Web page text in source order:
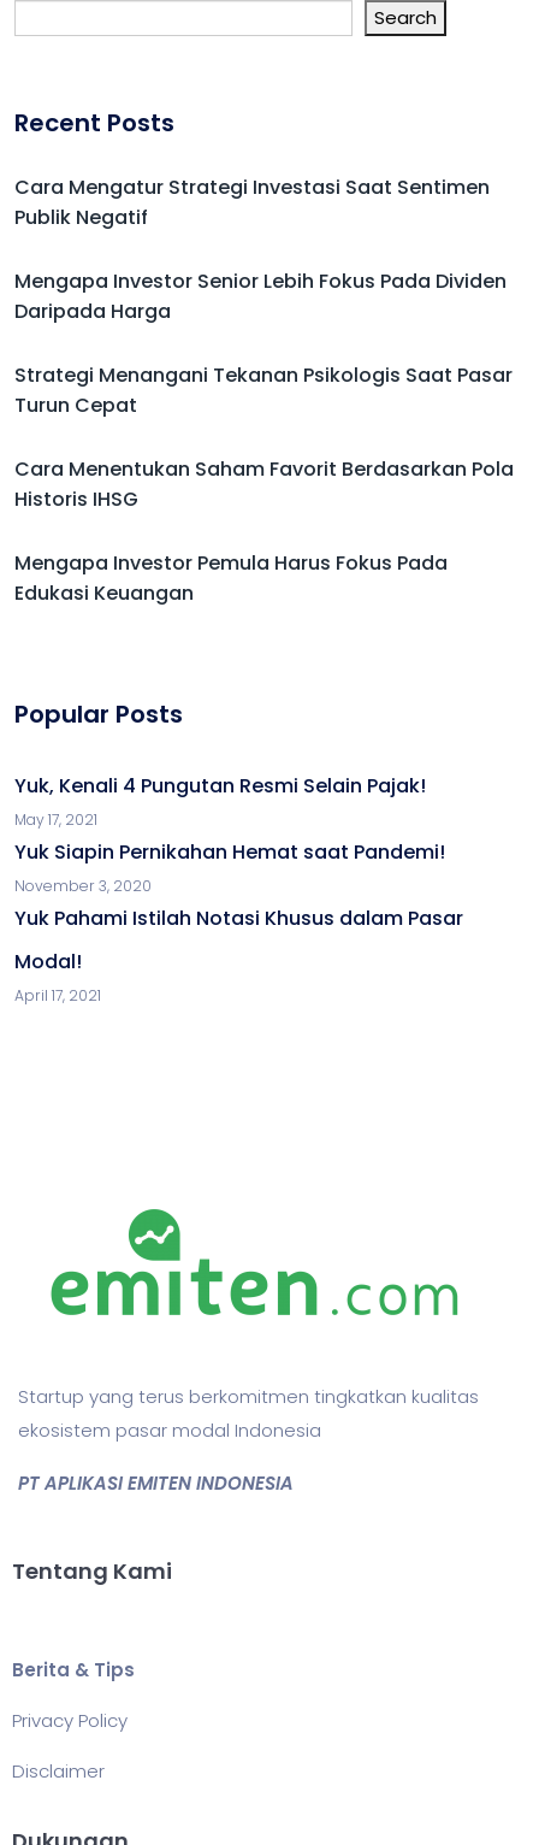
Search
Recent Posts
Cara Mengatur Strategi Investasi Saat Sentimen
Publik Negatif
Mengapa Investor Senior Lebih Fokus Pada Dividen
Daripada Harga
Strategi Menangani Tekanan Psikologis Saat Pasar
Turun Cepat
Cara Menentukan Saham Favorit Berdasarkan Pola
Historis IHSG
Mengapa Investor Pemula Harus Fokus Pada
Edukasi Keuangan
Popular Posts
Yuk, Kenali 4 Pungutan Resmi Selain Pajak!
May 17, 2021
Yuk Siapin Pernikahan Hemat saat Pandemi!
November 3, 2020
Yuk Pahami Istilah Notasi Khusus dalam Pasar
Modal!
April 17, 2021
Startup yang terus berkomitmen tingkatkan kualitas
ekosistem pasar modal Indonesia
PT APLIKASI EMITEN INDONESIA
Tentang Kami
Berita & Tips
Privacy Policy
Disclaimer